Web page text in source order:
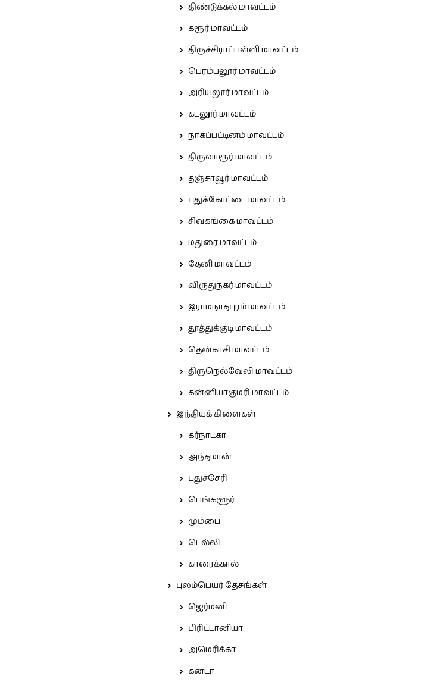
திண்டுக்கல் மாவட்டம்
கரூர் மாவட்டம்
திருச்சிராப்பள்ளி மாவட்டம்
பெரம்பலூர் மாவட்டம்
அரியலூர் மாவட்டம்
கடலூர் மாவட்டம்
நாகப்பட்டினம் மாவட்டம்
திருவாரூர் மாவட்டம்
தஞ்சாவூர் மாவட்டம்
புதுக்கோட்டை மாவட்டம்
சிவகங்கை மாவட்டம்
மதுரை மாவட்டம்
தேனி மாவட்டம்
விருதுநகர் மாவட்டம்
இராமநாதபுரம் மாவட்டம்
தூத்துக்குடி மாவட்டம்
தென்காசி மாவட்டம்
திருநெல்வேலி மாவட்டம்
கன்னியாகுமரி மாவட்டம்
இந்தியக் கிளைகள்
கர்நாடகா
அந்தமான்
புதுச்சேரி
பெங்களூர்
மும்பை
டெல்லி
காரைக்கால்
புலம்பெயர் தேசங்கள்
ஜெர்மனி
பிரிட்டானியா
அமெரிக்கா
கனடா